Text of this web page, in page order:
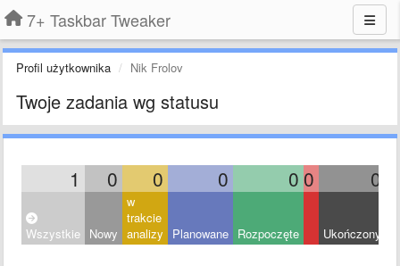
7+ Taskbar Tweaker
Profil użytkownika Nik Frolov
Twoje zadania wg statusu
1 0 0 0 0 0 0
Wszystkie Nowy
w
trakcie
analizy
Planowane Rozpoczęte Ukończony